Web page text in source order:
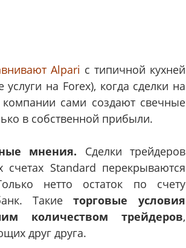
Alpari с типичной кухней
на Forex), когда сделки на
сами создают свечные
в собственной прибыли.
мнения. Сделки трейдеров
Standard перекрываются
нетто остаток по счету
Такие торговые условия
количеством трейдеров,
друг друга.